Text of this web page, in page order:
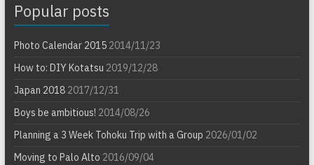
Popular posts
Photo Calendar 20152014/11/23
How to: DIY Kotatsu 2019/12/28
Japan 20182017/12/31
Boys be ambitious! 2014/08/26
Planning a 3 Week Tohoku Trip with a Group 2026/01/02
Moving to Palo Alto 2016/09/04